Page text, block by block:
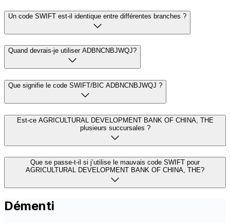
Un code SWIFT est-il identique entre différentes branches ?
Quand devrais-je utiliser ADBNCNBJWQJ?
Que signifie le code SWIFT/BIC ADBNCNBJWQJ ?
Est-ce AGRICULTURAL DEVELOPMENT BANK OF CHINA, THE
plusieurs succursales ?
Que se passe-t-il si j’utilise le mauvais code SWIFT pour
AGRICULTURAL DEVELOPMENT BANK OF CHINA, THE?
Démenti